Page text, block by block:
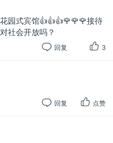
园式宾馆👍👍👍🌹🌹🌹接待
社会开放吗？
回复 3
回复 点赞